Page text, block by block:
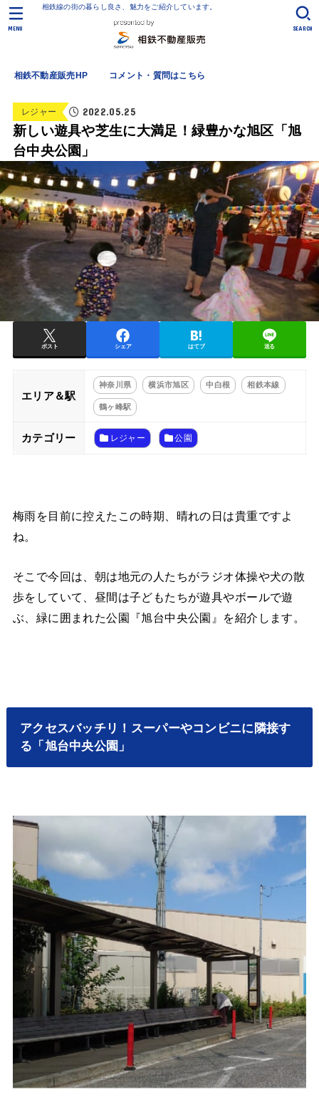
相鉄線の街の暮らし良さ、魅力をご紹介しています。
相鉄不動産販売HP コメント・質問はこちら
SEARCH
MENU
レジャー 2022.05.25
新しい遊具や芝生に大満足！緑豊かな旭区「旭
台中央公園」
ポスト シェア はてブ 送る
エリア＆駅
神奈川県 横浜市旭区 中白根 相鉄本線
鶴ヶ峰駅
カテゴリー レジャー 公園
梅雨を目前に控えたこの時期、晴れの日は貴重ですよ
ね。
そこで今回は、朝は地元の人たちがラジオ体操や犬の散
歩をしていて、昼間は子どもたちが遊具やボールで遊
ぶ、緑に囲まれた公園『旭台中央公園』を紹介します。
アクセスバッチリ！スーパーやコンビニに隣接す
る「旭台中央公園」